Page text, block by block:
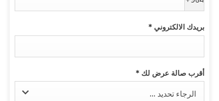
بريدك الالكتروني*
أقرب صالة عرض لك*
الرجاء تحديد ...